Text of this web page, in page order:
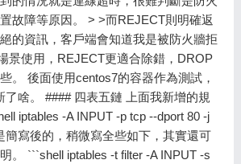
故障等原因。 > >而REJECT則明確返
的資訊，客戶端會知道我是被防火牆拒
景使用，REJECT更適合除錯，DROP
。 後面使用centos7的容器作為測試，
了啥。 #### 四表五鏈 上面我新增的規
iptables -A INPUT -p tcp --dport 80 -j
簡寫後的，稍微寫全些如下，其實還可
。 ```shell iptables -t filter -A INPUT -s